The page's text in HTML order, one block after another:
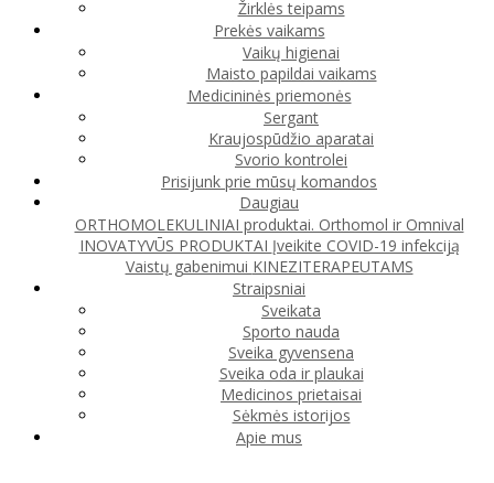
Žirklės teipams
Prekės vaikams
Vaikų higienai
Maisto papildai vaikams
Medicininės priemonės
Sergant
Kraujospūdžio aparatai
Svorio kontrolei
Prisijunk prie mūsų komandos
Daugiau
ORTHOMOLEKULINIAI produktai. Orthomol ir Omnival
INOVATYVŪS PRODUKTAI Įveikite COVID-19 infekciją
Vaistų gabenimui KINEZITERAPEUTAMS
Straipsniai
Sveikata
Sporto nauda
Sveika gyvensena
Sveika oda ir plaukai
Medicinos prietaisai
Sėkmės istorijos
Apie mus